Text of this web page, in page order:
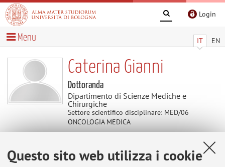
Questo sito web utilizza i cookie
Login
IT EN
Menu
Caterina Gianni
Dottoranda
Dipartimento di Scienze Mediche e
Chirurgiche
Settore scientifico disciplinare: MED/06
ONCOLOGIA MEDICA
Avvisi